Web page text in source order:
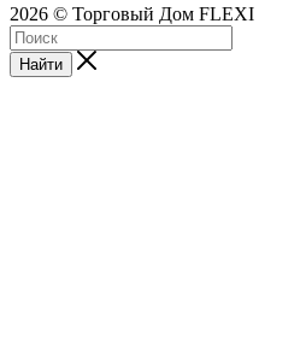
2026 © Торговый Дом FLEXI
Найти